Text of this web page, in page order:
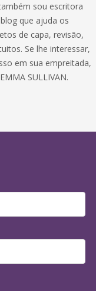
sou escritora
que ajuda os
de capa, revisão,
Se lhe interessar,
em sua empreitada,
SULLIVAN.